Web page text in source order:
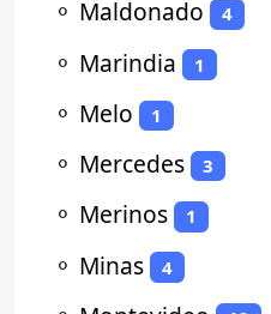
⚬ Maldonado 4
⚬ Marindia 1
⚬ Melo 1
⚬ Mercedes 3
⚬ Merinos 1
⚬ Minas 4